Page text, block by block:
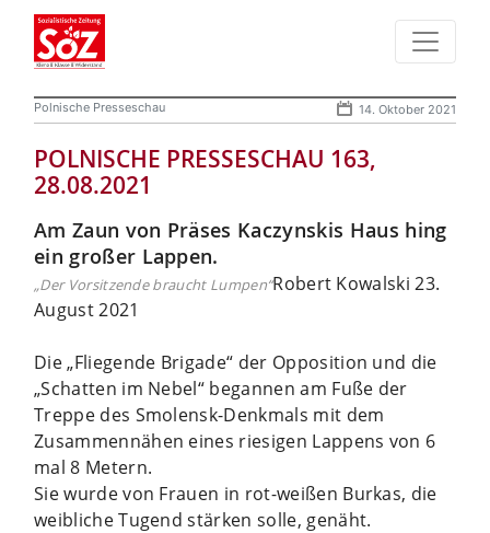
Polnische Presseschau 14. Oktober 2021
POLNISCHE PRESSESCHAU 163,
28.08.2021
Am Zaun von Präses Kaczynskis Haus hing
ein großer Lappen.
„Der Vorsitzende braucht Lumpen“Robert Kowalski 23.
August 2021
Die „Fliegende Brigade“ der Opposition und die
„Schatten im Nebel“ begannen am Fuße der
Treppe des Smolensk-Denkmals mit dem
Zusammennähen eines riesigen Lappens von 6
mal 8 Metern.
Sie wurde von Frauen in rot-weißen Burkas, die
weibliche Tugend stärken solle, genäht.